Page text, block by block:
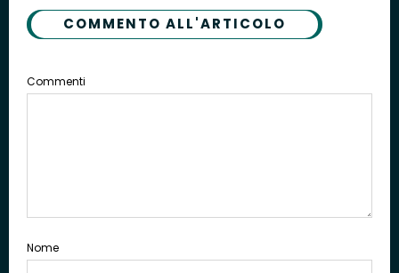
COMMENTO ALL'ARTICOLO
Commenti
Nome